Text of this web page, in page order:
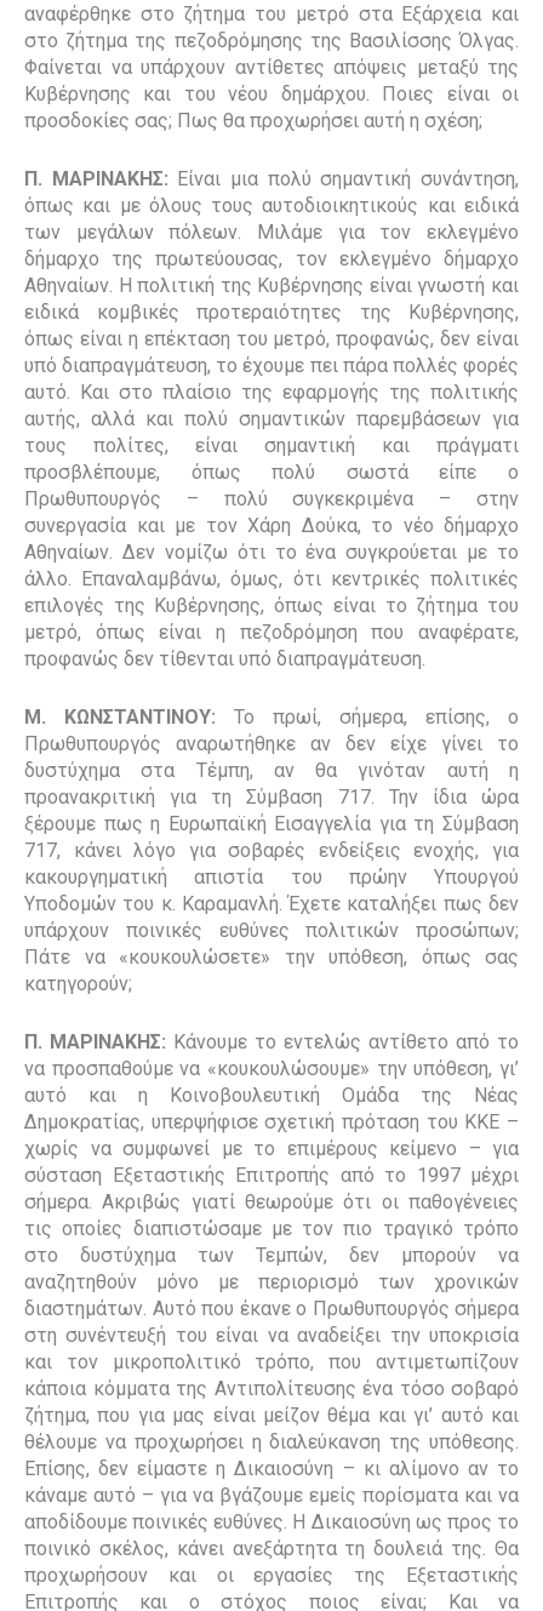
αναφέρθηκε στο ζήτημα του μετρό στα Εξάρχεια και
στο ζήτημα της πεζοδρόμησης της Βασιλίσσης Όλγας.
Φαίνεται να υπάρχουν αντίθετες απόψεις μεταξύ της
Κυβέρνησης και του νέου δημάρχου. Ποιες είναι οι
προσδοκίες σας; Πως θα προχωρήσει αυτή η σχέση;
Π. ΜΑΡΙΝΑΚΗΣ: Είναι μια πολύ σημαντική συνάντηση,
όπως και με όλους τους αυτοδιοικητικούς και ειδικά
των μεγάλων πόλεων. Μιλάμε για τον εκλεγμένο
δήμαρχο της πρωτεύουσας, τον εκλεγμένο δήμαρχο
Αθηναίων. Η πολιτική της Κυβέρνησης είναι γνωστή και
ειδικά κομβικές προτεραιότητες της Κυβέρνησης,
όπως είναι η επέκταση του μετρό, προφανώς, δεν είναι
υπό διαπραγμάτευση, το έχουμε πει πάρα πολλές φορές
αυτό. Και στο πλαίσιο της εφαρμογής της πολιτικής
αυτής, αλλά και πολύ σημαντικών παρεμβάσεων για
τους πολίτες, είναι σημαντική και πράγματι
προσβλέπουμε, όπως πολύ σωστά είπε ο
Πρωθυπουργός – πολύ συγκεκριμένα – στην
συνεργασία και με τον Χάρη Δούκα, το νέο δήμαρχο
Αθηναίων. Δεν νομίζω ότι το ένα συγκρούεται με το
άλλο. Επαναλαμβάνω, όμως, ότι κεντρικές πολιτικές
επιλογές της Κυβέρνησης, όπως είναι το ζήτημα του
μετρό, όπως είναι η πεζοδρόμηση που αναφέρατε,
προφανώς δεν τίθενται υπό διαπραγμάτευση.
Μ. ΚΩΝΣΤΑΝΤΙΝΟΥ: Το πρωί, σήμερα, επίσης, ο
Πρωθυπουργός αναρωτήθηκε αν δεν είχε γίνει το
δυστύχημα στα Τέμπη, αν θα γινόταν αυτή η
προανακριτική για τη Σύμβαση 717. Την ίδια ώρα
ξέρουμε πως η Ευρωπαϊκή Εισαγγελία για τη Σύμβαση
717, κάνει λόγο για σοβαρές ενδείξεις ενοχής, για
κακουργηματική απιστία του πρώην Υπουργού
Υποδομών του κ. Καραμανλή. Έχετε καταλήξει πως δεν
υπάρχουν ποινικές ευθύνες πολιτικών προσώπων;
Πάτε να «κουκουλώσετε» την υπόθεση, όπως σας
κατηγορούν;
Π. ΜΑΡΙΝΑΚΗΣ: Κάνουμε το εντελώς αντίθετο από το
να προσπαθούμε να «κουκουλώσουμε» την υπόθεση, γι’
αυτό και η Κοινοβουλευτική Ομάδα της Νέας
Δημοκρατίας, υπερψήφισε σχετική πρόταση του ΚΚΕ –
χωρίς να συμφωνεί με το επιμέρους κείμενο – για
σύσταση Εξεταστικής Επιτροπής από το 1997 μέχρι
σήμερα. Ακριβώς γιατί θεωρούμε ότι οι παθογένειες
τις οποίες διαπιστώσαμε με τον πιο τραγικό τρόπο
στο δυστύχημα των Τεμπών, δεν μπορούν να
αναζητηθούν μόνο με περιορισμό των χρονικών
διαστημάτων. Αυτό που έκανε ο Πρωθυπουργός σήμερα
στη συνέντευξή του είναι να αναδείξει την υποκρισία
και τον μικροπολιτικό τρόπο, που αντιμετωπίζουν
κάποια κόμματα της Αντιπολίτευσης ένα τόσο σοβαρό
ζήτημα, που για μας είναι μείζον θέμα και γι’ αυτό και
θέλουμε να προχωρήσει η διαλεύκανση της υπόθεσης.
Επίσης, δεν είμαστε η Δικαιοσύνη – κι αλίμονο αν το
κάναμε αυτό – για να βγάζουμε εμείς πορίσματα και να
αποδίδουμε ποινικές ευθύνες. Η Δικαιοσύνη ως προς το
ποινικό σκέλος, κάνει ανεξάρτητα τη δουλειά της. Θα
προχωρήσουν και οι εργασίες της Εξεταστικής
Επιτροπής και ο στόχος ποιος είναι; Και να